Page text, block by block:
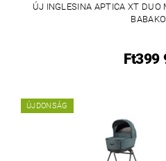
ÚJ INGLESINA APTICA XT DUO
Ft399
ÚJDONSÁG